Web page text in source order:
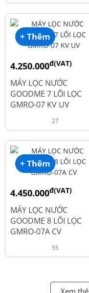
+ Thêm
4.250.000đ(VAT)
6.050.000
MÁY LỌC NƯỚC
GOODME 7 LÕI LỌC
GMRO-07 KV UV
27
+ Thêm
4.450.000đ(VAT)
6.250.000
MÁY LỌC NƯỚC
GOODME 8 LÕI LỌC
GMRO-07A CV
55
Xem